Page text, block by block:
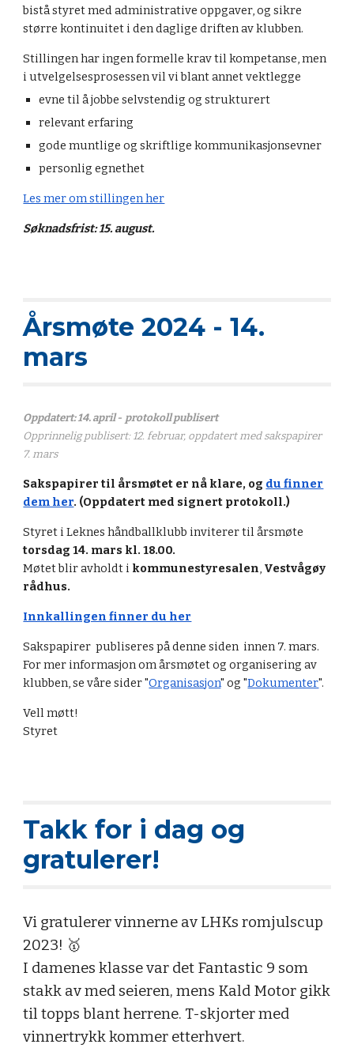
bistå styret med administrative oppgaver, og sikre
større kontinuitet i den daglige driften av klubben.
Stillingen har ingen formelle krav til kompetanse, men
i utvelgelsesprosessen vil vi blant annet vektlegge
evne til å jobbe selvstendig og strukturert
relevant erfaring
gode muntlige og skriftlige kommunikasjonsevner
personlig egnethet
Les mer om stillingen her
Søknadsfrist: 15. august.
Årsmøte 2024 - 14.
mars
Oppdatert: 14. april - protokoll publisert
Opprinnelig publisert: 12. februar, oppdatert med sakspapirer
7. mars
Sakspapirer til årsmøtet er nå klare, og du finner
dem her. (Oppdatert med signert protokoll.)
Styret i Leknes håndballklubb inviterer til årsmøte
torsdag 14. mars kl. 18.00.
Møtet blir avholdt i kommunestyresalen, Vestvågøy
rådhus.
Innkallingen finner du her
Sakspapirer publiseres på denne siden innen 7. mars.
For mer informasjon om årsmøtet og organisering av
klubben, se våre sider "Organisasjon" og "Dokumenter".
Vell møtt!
Styret
Takk for i dag og
gratulerer!
Vi gratulerer vinnerne av LHKs romjulscup
2023! 🥇
I damenes klasse var det Fantastic 9 som
stakk av med seieren, mens Kald Motor gikk
til topps blant herrene. T-skjorter med
vinnertrykk kommer etterhvert.